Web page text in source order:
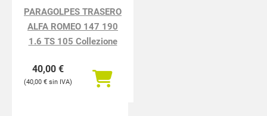
PARAGOLPES TRASERO
ALFA ROMEO 147 190
1.6 TS 105 Collezione
40,00 €
40,00 €